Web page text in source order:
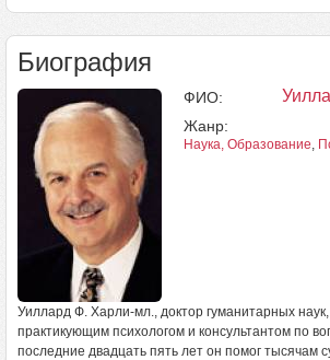
Биография
ФИО:
Жанр:
Наука, Образование,
Уиллард Ф. Харли-мл., доктор гуманитарных
практикующим психологом и консультантом по
последние двадцать пять лет он помог тысячам